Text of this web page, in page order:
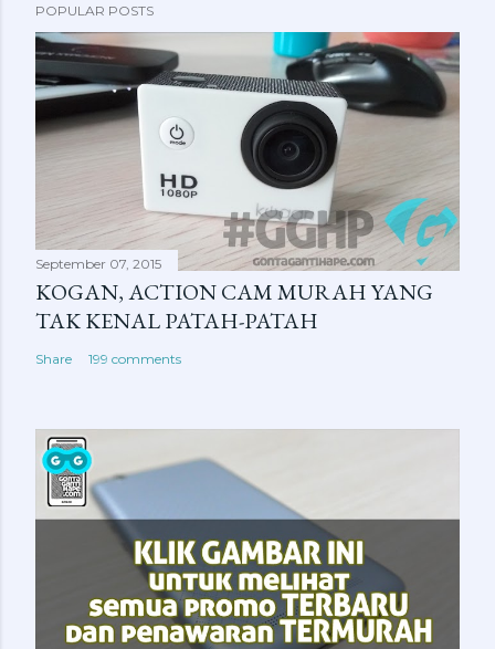
POPULAR POSTS
September 07, 2015
KOGAN, ACTION CAM MURAH YANG
TAK KENAL PATAH-PATAH
Share 199 comments